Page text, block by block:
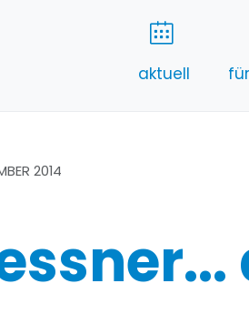
aktuell
2014